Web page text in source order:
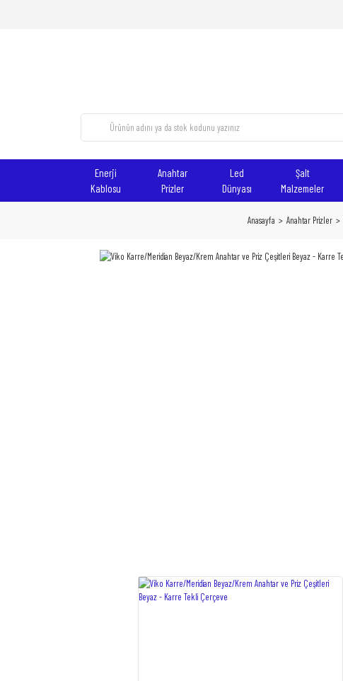
Enerji
Kablosu
Anahtar
Prizler
Led
Dünyası
Şalt
Malzemeler
Anasayfa Anahtar Prizler